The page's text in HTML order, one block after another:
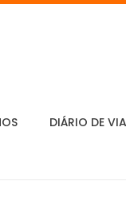
DIÁRIO DE